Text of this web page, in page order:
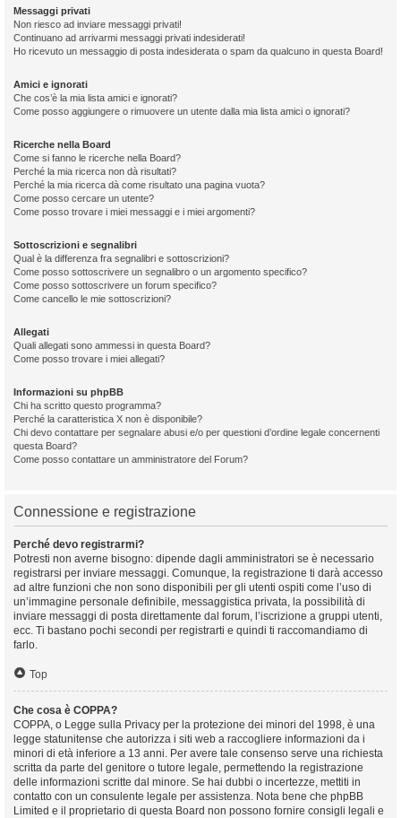
Messaggi privati
Non riesco ad inviare messaggi privati!
Continuano ad arrivarmi messaggi privati indesiderati!
Ho ricevuto un messaggio di posta indesiderata o spam da qualcuno in questa Board!
Amici e ignorati
Che cos’è la mia lista amici e ignorati?
Come posso aggiungere o rimuovere un utente dalla mia lista amici o ignorati?
Ricerche nella Board
Come si fanno le ricerche nella Board?
Perché la mia ricerca non dà risultati?
Perché la mia ricerca dà come risultato una pagina vuota?
Come posso cercare un utente?
Come posso trovare i miei messaggi e i miei argomenti?
Sottoscrizioni e segnalibri
Qual è la differenza fra segnalibri e sottoscrizioni?
Come posso sottoscrivere un segnalibro o un argomento specifico?
Come posso sottoscrivere un forum specifico?
Come cancello le mie sottoscrizioni?
Allegati
Quali allegati sono ammessi in questa Board?
Come posso trovare i miei allegati?
Informazioni su phpBB
Chi ha scritto questo programma?
Perché la caratteristica X non è disponibile?
Chi devo contattare per segnalare abusi e/o per questioni d’ordine legale concernenti
questa Board?
Come posso contattare un amministratore del Forum?
Connessione e registrazione
Perché devo registrarmi?
Potresti non averne bisogno: dipende dagli amministratori se è necessario
registrarsi per inviare messaggi. Comunque, la registrazione ti darà accesso
ad altre funzioni che non sono disponibili per gli utenti ospiti come l’uso di
un’immagine personale definibile, messaggistica privata, la possibilità di
inviare messaggi di posta direttamente dal forum, l’iscrizione a gruppi utenti,
ecc. Ti bastano pochi secondi per registrarti e quindi ti raccomandiamo di
farlo.
Top
Che cosa è COPPA?
COPPA, o Legge sulla Privacy per la protezione dei minori del 1998, è una
legge statunitense che autorizza i siti web a raccogliere informazioni da i
minori di età inferiore a 13 anni. Per avere tale consenso serve una richiesta
scritta da parte del genitore o tutore legale, permettendo la registrazione
delle informazioni scritte dal minore. Se hai dubbi o incertezze, mettiti in
contatto con un consulente legale per assistenza. Nota bene che phpBB
Limited e il proprietario di questa Board non possono fornire consigli legali e